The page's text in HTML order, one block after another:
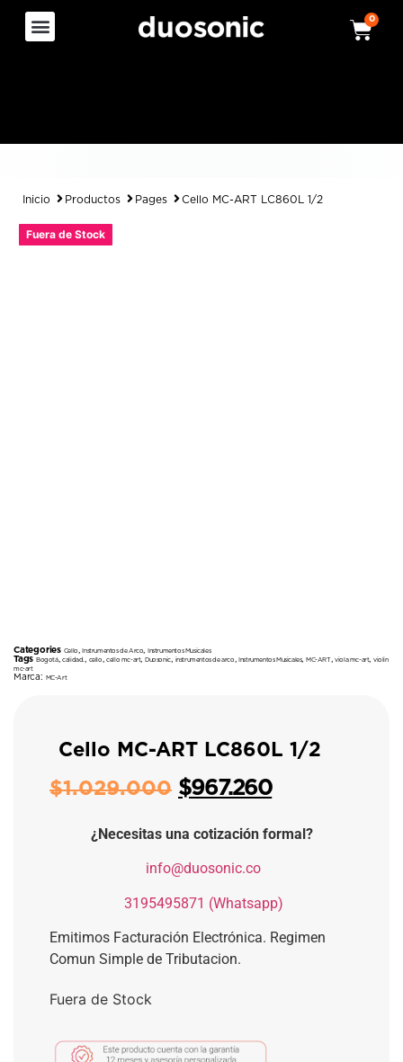
0
Inicio Productos Pages Cello MC-ART LC860L 1/2
Fuera de Stock
Categories Cello ,Instrumentos de Arco ,Instrumentos Musicales
Tags Bogotá,calidad. cello ,cello mc-art,Duosonic, instrumentos de arco ,Instrumentos Musicales, MC-ART,viola mc-art, violin
mc-art
Marca: MC-Art
Cello MC-ART LC860L 1/2
$1.029.000 $967.260
¿Necesitas una cotización formal?
info@duosonic.co
3195495871 (Whatsapp)
Emitimos Facturación Electrónica. Regimen
Comun Simple de Tributacion.
Fuera de Stock